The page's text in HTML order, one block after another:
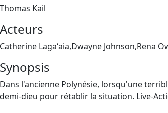
Thomas Kail
Acteurs
Catherine Lagaʻaia,Dwayne Johnson,Rena
Synopsis
Dans l'ancienne Polynésie, lorsqu'une
demi-dieu pour rétablir la situation. Live-